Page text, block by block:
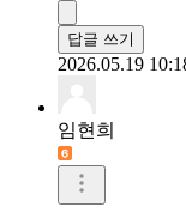
답글 쓰기
2026.05.19
임현희